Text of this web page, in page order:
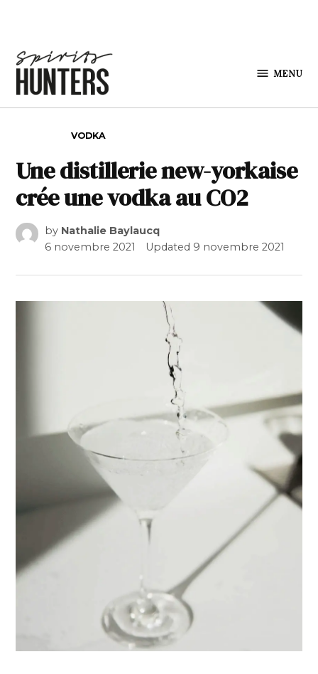
MENU
VODKA
Une distillerie new-yorkaise
crée une vodka au CO2
by Nathalie Baylaucq
6 novembre 2021
Updated 9 novembre 2021